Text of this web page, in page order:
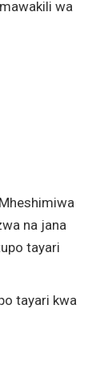
wa
na jana
tayari
tayari kwa